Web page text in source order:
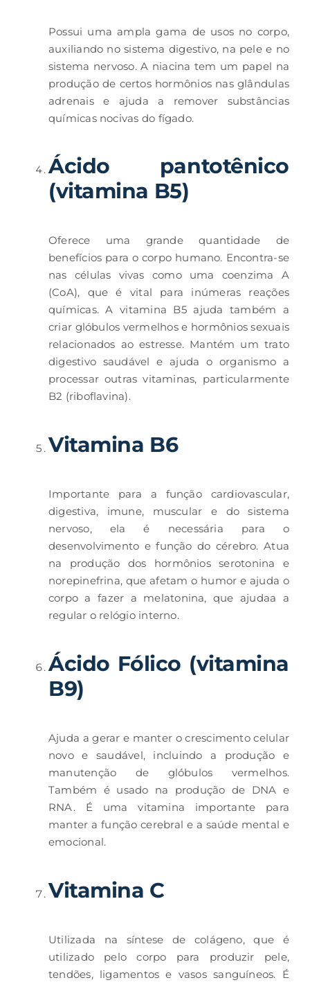
Possui uma ampla gama de usos no corpo,
auxiliando no sistema digestivo, na pele e no
sistema nervoso. A niacina tem um papel na
produção de certos hormônios nas glândulas
adrenais e ajuda a remover substâncias
químicas nocivas do fígado.
Ácido pantotênico
(vitamina B5)
Oferece uma grande quantidade de
benefícios para o corpo humano. Encontra-se
nas células vivas como uma coenzima A
(CoA), que é vital para inúmeras reações
químicas. A vitamina B5 ajuda também a
criar glóbulos vermelhos e hormônios sexuais
relacionados ao estresse. Mantém um trato
digestivo saudável e ajuda o organismo a
processar outras vitaminas, particularmente
B2 (riboflavina).
Vitamina B6
Importante para a função cardiovascular,
digestiva, imune, muscular e do sistema
nervoso, ela é necessária para o
desenvolvimento e função do cérebro. Atua
na produção dos hormônios serotonina e
norepinefrina, que afetam o humor e ajuda o
corpo a fazer a melatonina, que ajudaa a
regular o relógio interno.
Ácido Fólico (vitamina
B9)
Ajuda a gerar e manter o crescimento celular
novo e saudável, incluindo a produção e
manutenção de glóbulos vermelhos.
Também é usado na produção de DNA e
RNA. É uma vitamina importante para
manter a função cerebral e a saúde mental e
emocional.
Vitamina C
Utilizada na síntese de colágeno, que é
utilizado pelo corpo para produzir pele,
tendões, ligamentos e vasos sanguíneos. É